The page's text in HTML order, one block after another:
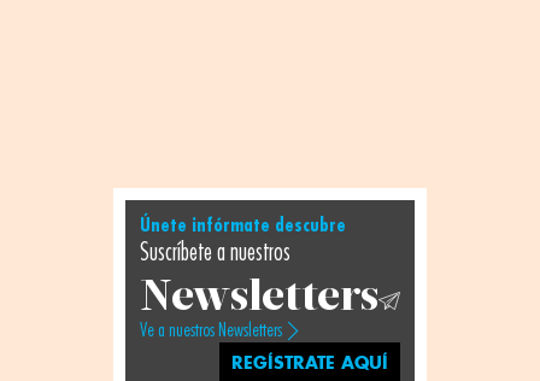
Únete infórmate descubre
Suscríbete a nuestros
Newsletters
Ve a nuestros Newsletters
REGÍSTRATE AQUÍ